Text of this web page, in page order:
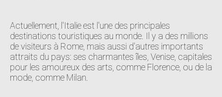
Actuellement, l'Italie est l'une des principales
destinations touristiques au monde. Il y a des millions
de visiteurs à Rome, mais aussi d'autres importants
attraits du pays: ses charmantes îles, Venise, capitales
pour les amoureux des arts, comme Florence, ou de la
mode, comme Milan.